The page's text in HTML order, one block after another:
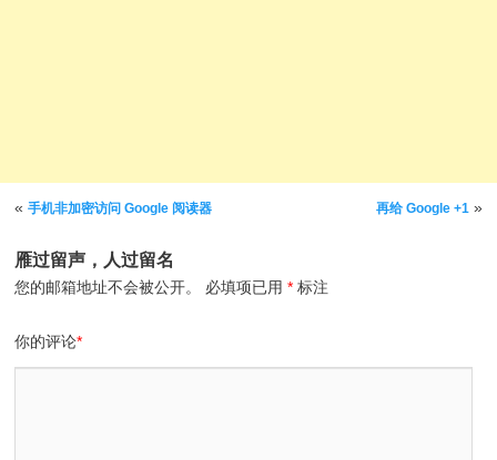
文章导航
«手机非加密访问 Google 阅读器 再给 Google +1 »
雁过留声，人过留名
您的邮箱地址不会被公开。 必填项已用* 标注
你的评论*